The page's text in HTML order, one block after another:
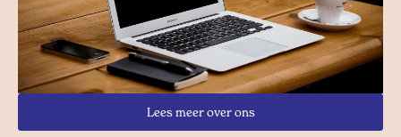
Lees meer over ons